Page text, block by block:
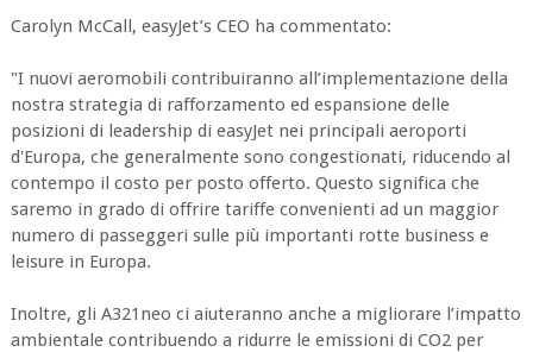
Carolyn McCall, easyJet’s CEO ha commentato:
"I nuovi aeromobili contribuiranno all’implementazione della
nostra strategia di rafforzamento ed espansione delle
posizioni di leadership di easyJet nei principali aeroporti
d'Europa, che generalmente sono congestionati, riducendo al
contempo il costo per posto offerto. Questo significa che
saremo in grado di offrire tariffe convenienti ad un maggior
numero di passeggeri sulle più importanti rotte business e
leisure in Europa.
Inoltre, gli A321neo ci aiuteranno anche a migliorare l’impatto
ambientale contribuendo a ridurre le emissioni di CO2 per